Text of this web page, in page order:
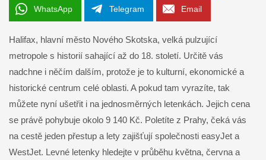
WhatsApp Telegram Email
Halifax, hlavní město Nového Skotska, velká pulzující
metropole s historií sahající až do 18. století. Určitě vás
nadchne i něčím dalším, protože je to kulturní, ekonomické a
historické centrum celé oblasti. A pokud tam vyrazíte, tak
můžete nyní ušetřit i na jednosměrných letenkách. Jejich cena
se právě pohybuje okolo 9 140 Kč. Poletíte z Prahy, čeká vás
na cestě jeden přestup a lety zajišťují společnosti easyJet a
WestJet. Levné letenky hledejte v průběhu května, června a